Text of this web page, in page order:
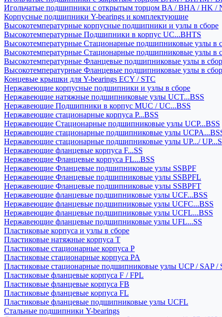
Игольчатые подшипники с открытым торцом BA / BHA / HK
Корпусные подшипники Y-bearings и комплектующие
Высокотемпературные корпусные подшипники и узлы в сборе
Высокотемпературные Подшипники в корпус UC...BHTS
Высокотемпературные Стационарные подшипниковые узлы в
Высокотемпературные Стационарные подшипниковые узлы в
Высокотемпературные Фланцевые подшипниковые узлы в
Высокотемпературные Фланцевые подшипниковые узлы в
Концевые крышки для Y-bearings ECY / STC
Нержавеющие корпусные подшипники и узлы в сборе
Нержавеющие натяжные подшипниковые узлы UCT...BSS
Нержавеющие Подшипники в корпус MUC / UC...BSS
Нержавеющие стационарные корпуса P...BSS
Нержавеющие Стационарные подшипниковые узлы UCP...BSS
Нержавеющие стационарные подшипниковые узлы
Нержавеющие стационарные подшипниковые узлы UP.../
Нержавеющие фланцевые корпуса F...SS
Нержавеющие Фланцевые корпуса FL...BSS
Нержавеющие Фланцевые подшипниковые узлы SSBPF
Нержавеющие Фланцевые подшипниковые узлы SSBPFL
Нержавеющие Фланцевые подшипниковые узлы SSBPFT
Нержавеющие фланцевые подшипниковые узлы UCF...BSS
Нержавеющие фланцевые подшипниковые узлы UCFC...BSS
Нержавеющие фланцевые подшипниковые узлы UCFL...BSS
Нержавеющие фланцевые подшипниковые узлы UFL...SS
Пластиковые корпуса и узлы в сборе
Пластиковые натяжные корпуса T
Пластиковые стационарные корпуса P
Пластиковые стационарные корпуса PA
Пластиковые стационарные подшипниковые узлы UCP / SAP /
Пластиковые фланцевые корпуса F / FPL
Пластиковые фланцевые корпуса FB
Пластиковые фланцевые корпуса FL
Пластиковые фланцевые подшипниковые узлы UCFL
Стальные подшипники Y-bearings